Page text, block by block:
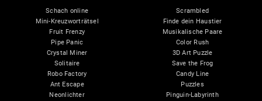
Schach online
Mini-Kreuzworträtsel
Fruit Frenzy
Pipe Panic
Crystal Miner
Solitaire
Robo Factory
Ant Escape
Neonlichter
Scrambled
Finde dein Haustier
Musikalische Paare
Color Rush
3D Art Puzzle
Save the Frog
Candy Line
Puzzles
Pinguin-Labyrinth